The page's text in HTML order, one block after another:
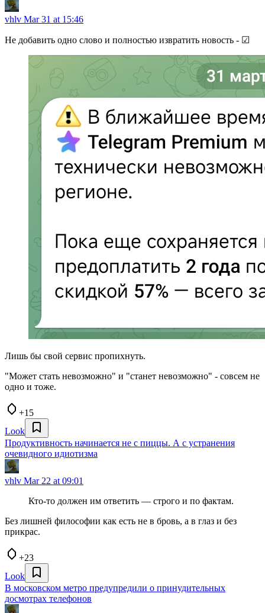
vhlv Mar 31 at 15:46
Не добавить одно слово и полностью извратить новость - ☑
Лишь бы свой сервис пропихнуть.
"Может стать невозможно" и "станет невозможно" - совсем не
одно и тоже.
+15
Look
Продуктивность начинается не с пиццы. А с устранения
очевидного идиотизма
vhlv Mar 22 at 09:01
Кто-то должен им ответить — строго и по фактам.
Без лишней философии как есть не в бровь, а в глаз и без
прикрас.
+23
Look
В московском метро предупредили о принудительных
досмотрах телефонов